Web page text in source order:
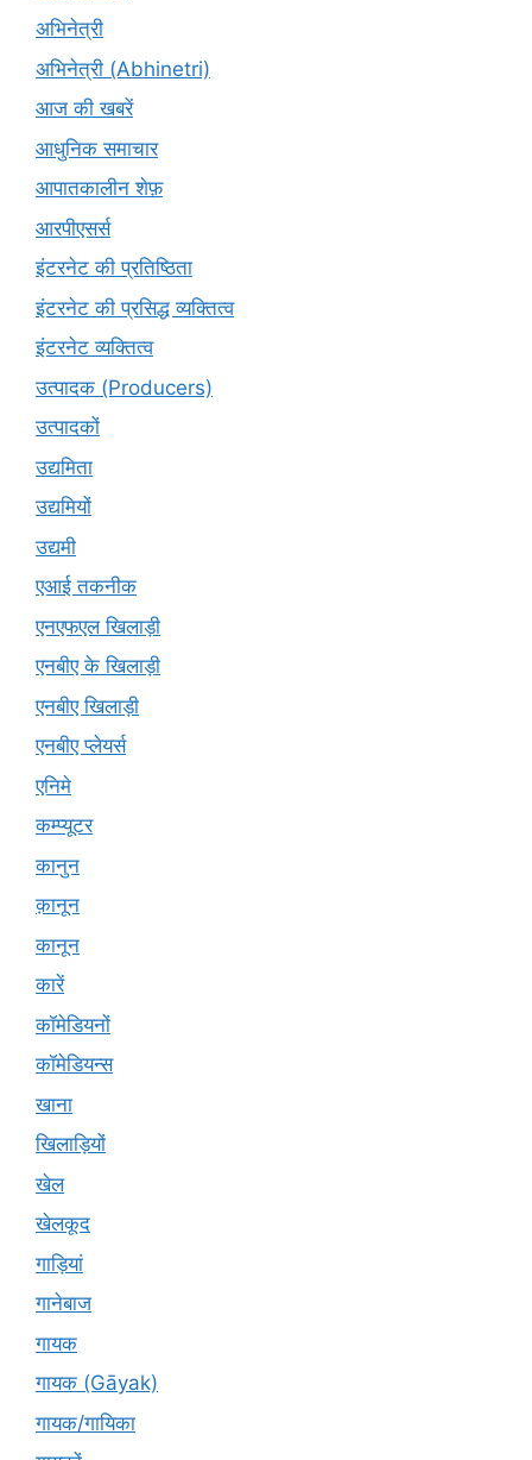
अभिनेत्री
अभिनेत्री (Abhinetri)
आज की खबरें
आधुनिक समाचार
आपातकालीन शेफ़
आरपीएसर्स
इंटरनेट की प्रतिष्ठिता
इंटरनेट की प्रसिद्ध व्यक्तित्व
इंटरनेट व्यक्तित्व
उत्पादक (Producers)
उत्पादकों
उद्यमिता
उद्यमियों
उद्यमी
एआई तकनीक
एनएफएल खिलाड़ी
एनबीए के खिलाड़ी
एनबीए खिलाड़ी
एनबीए प्लेयर्स
एनिमे
कम्प्यूटर
कानुन
क़ानून
कानून
कारें
कॉमेडियनों
कॉमेडियन्स
खाना
खिलाड़ियों
खेल
खेलकूद
गाड़ियां
गानेबाज
गायक
गायक (Gāyak)
गायक/गायिका